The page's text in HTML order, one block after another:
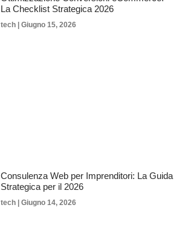
La Checklist Strategica 2026
tech Giugno 15, 2026
Consulenza Web per Imprenditori: La Guida
Strategica per il 2026
tech Giugno 14, 2026